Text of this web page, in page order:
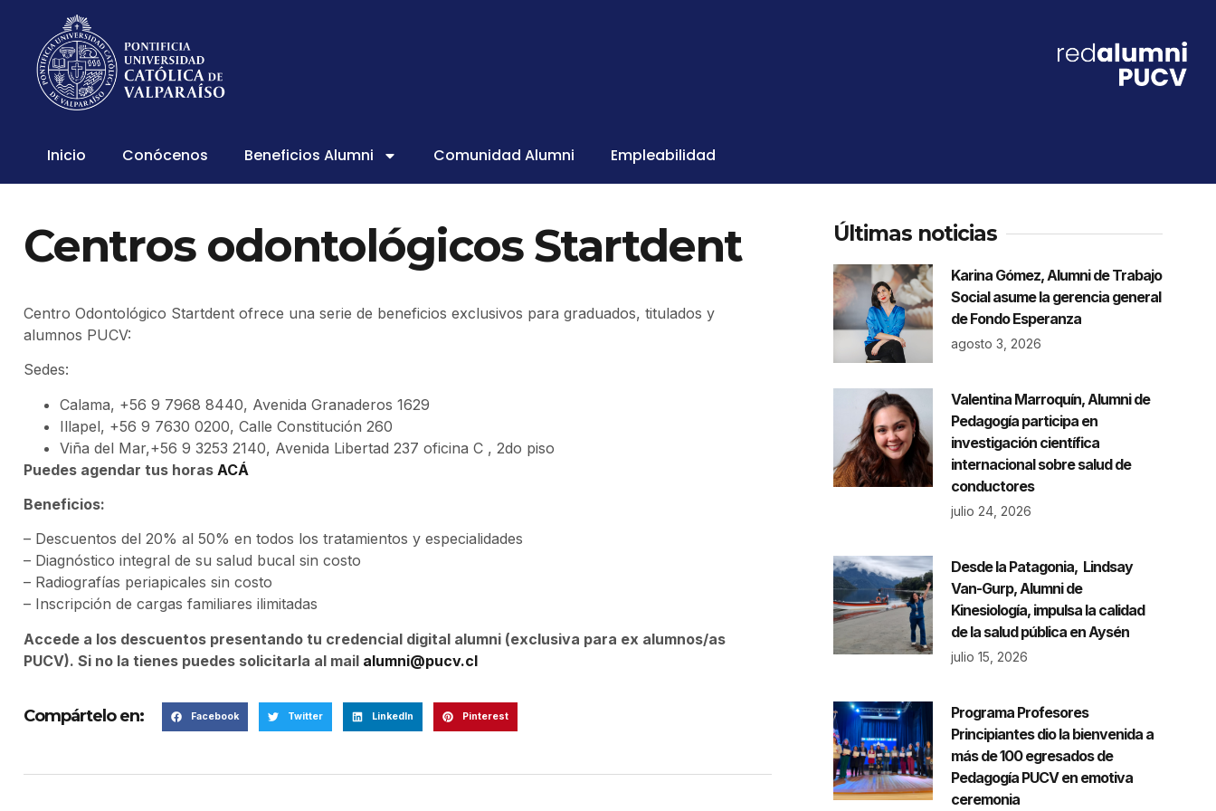
Inicio Conócenos Beneficios Alumni Comunidad Alumni Empleabilidad
Centros odontológicos Startdent
Centro Odontológico Startdent ofrece una serie de beneficios exclusivos para graduados, titulados y
alumnos PUCV:
Sedes:
Calama, +56 9 7968 8440, Avenida Granaderos 1629
Illapel, +56 9 7630 0200, Calle Constitución 260
Viña del Mar,+56 9 3253 2140, Avenida Libertad 237 oficina C , 2do piso
Puedes agendar tus horas ACÁ
Beneficios:
– Descuentos del 20% al 50% en todos los tratamientos y especialidades
– Diagnóstico integral de su salud bucal sin costo
– Radiografías periapicales sin costo
– Inscripción de cargas familiares ilimitadas
Accede a los descuentos presentando tu credencial digital alumni (exclusiva para ex alumnos/as
PUCV). Si no la tienes puedes solicitarla al mail alumni@pucv.cl
Compártelo en: Facebook Twitter LinkedIn Pinterest
Últimas noticias
Karina Gómez, Alumni de Trabajo
Social asume la gerencia general
de Fondo Esperanza
agosto 3, 2026
Valentina Marroquín, Alumni de
Pedagogía participa en
investigación científica
internacional sobre salud de
conductores
julio 24, 2026
Desde la Patagonia, Lindsay
Van-Gurp, Alumni de
Kinesiología, impulsa la calidad
de la salud pública en Aysén
julio 15, 2026
Programa Profesores
Principiantes dio la bienvenida a
más de 100 egresados de
Pedagogía PUCV en emotiva
ceremonia